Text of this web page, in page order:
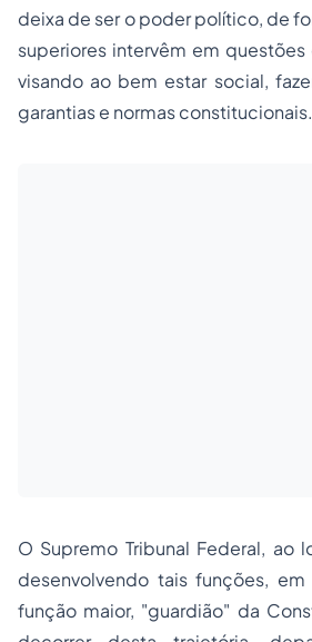
deixa de ser o poder político, de
superiores intervêm em questões
visando ao bem estar social,
garantias e normas constitucionais.
O Supremo Tribunal Federal, ao
desenvolvendo tais funções,
função maior, "guardião" da